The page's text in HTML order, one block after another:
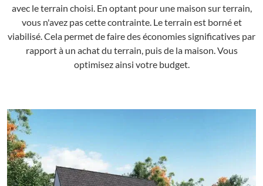
avec le terrain choisi. En optant pour une maison sur terrain,
vous n'avez pas cette contrainte. Le terrain est borné et
viabilisé. Cela permet de faire des économies significatives par
rapport à un achat du terrain, puis de la maison. Vous
optimisez ainsi votre budget.